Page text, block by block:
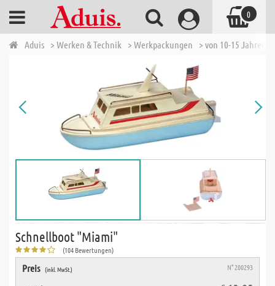
Aduis > Werken & Technik > Werkpackungen > von 10-15 Jahren
Schnellboot "Miami"
(104 Bewertungen)
Preis (inkl. MwSt.) N° 200293
0